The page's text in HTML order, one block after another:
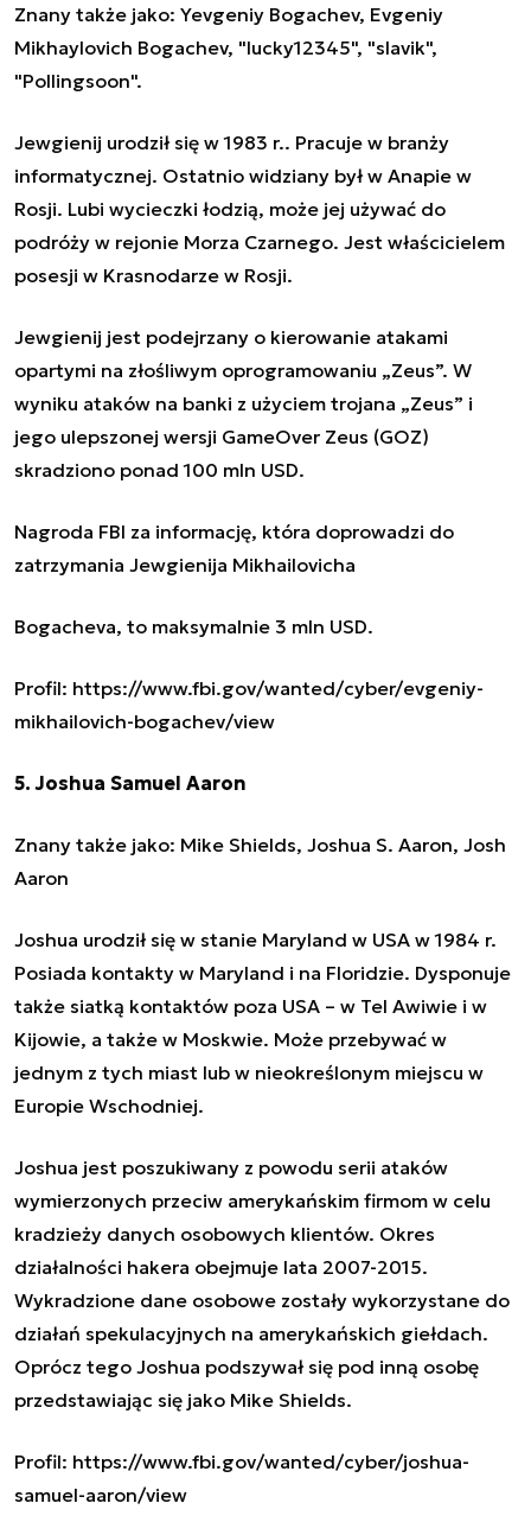
Znany także jako: Yevgeniy Bogachev, Evgeniy
Mikhaylovich Bogachev, "lucky12345", "slavik",
"Pollingsoon".
Jewgienij urodził się w 1983 r.. Pracuje w branży
informatycznej. Ostatnio widziany był w Anapie w
Rosji. Lubi wycieczki łodzią, może jej używać do
podróży w rejonie Morza Czarnego. Jest właścicielem
posesji w Krasnodarze w Rosji.
Jewgienij jest podejrzany o kierowanie atakami
opartymi na złośliwym oprogramowaniu „Zeus”. W
wyniku ataków na banki z użyciem trojana „Zeus” i
jego ulepszonej wersji GameOver Zeus (GOZ)
skradziono ponad 100 mln USD.
Nagroda FBI za informację, która doprowadzi do
zatrzymania Jewgienija Mikhailovicha
Bogacheva, to maksymalnie 3 mln USD.
Profil: https://www.fbi.gov/wanted/cyber/evgeniy-
mikhailovich-bogachev/view
5. Joshua Samuel Aaron
Znany także jako: Mike Shields, Joshua S. Aaron, Josh
Aaron
Joshua urodził się w stanie Maryland w USA w 1984 r.
Posiada kontakty w Maryland i na Floridzie. Dysponuje
także siatką kontaktów poza USA – w Tel Awiwie i w
Kijowie, a także w Moskwie. Może przebywać w
jednym z tych miast lub w nieokreślonym miejscu w
Europie Wschodniej.
Joshua jest poszukiwany z powodu serii ataków
wymierzonych przeciw amerykańskim firmom w celu
kradzieży danych osobowych klientów. Okres
działalności hakera obejmuje lata 2007-2015.
Wykradzione dane osobowe zostały wykorzystane do
działań spekulacyjnych na amerykańskich giełdach.
Oprócz tego Joshua podszywał się pod inną osobę
przedstawiając się jako Mike Shields.
Profil: https://www.fbi.gov/wanted/cyber/joshua-
samuel-aaron/view